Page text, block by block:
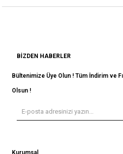
BIZDEN HABERLER
Bültenimize Üye Olun ! Tüm İndirim ve
Olsun !
Kurumsal